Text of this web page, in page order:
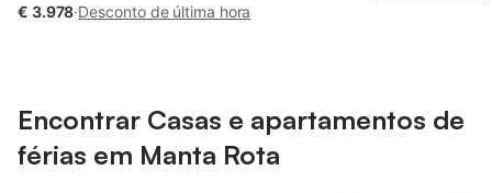
€ 3.978·Desconto de última hora
Encontrar Casas e apartamentos de
férias em Manta Rota